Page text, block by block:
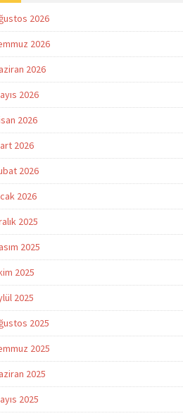
2026
2026
2026
2026
2026
2026
2026
2026
2025
2025
2025
2025
2025
2025
2025
2025